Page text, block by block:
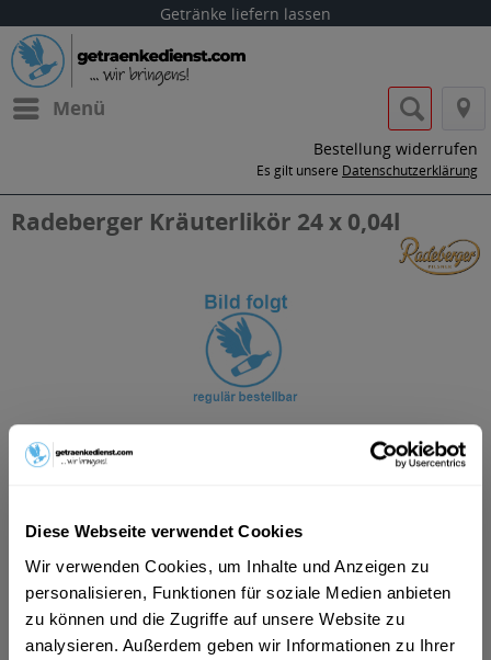
Diese Webseite verwendet Cookies
Wir verwenden Cookies, um Inhalte und Anzeigen zu
personalisieren, Funktionen für soziale Medien anbieten
zu können und die Zugriffe auf unsere Website zu
analysieren. Außerdem geben wir Informationen zu Ihrer
Getränke liefern lassen
Menü
Bestellung widerrufen
Es gilt unsere Datenschutzerklärung
Radeberger Kräuterlikör 24 x 0,04l
ab 22,29 € *
Inhalt: 0.96 Liter (23,22 € * / 1 Liter)
inkl. MwSt.ggf. zzgl. Erschwerniszuschlag
Vorrätig